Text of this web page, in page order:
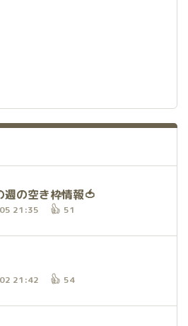
の空き枠情報🍅
21:35 51
21:42 54